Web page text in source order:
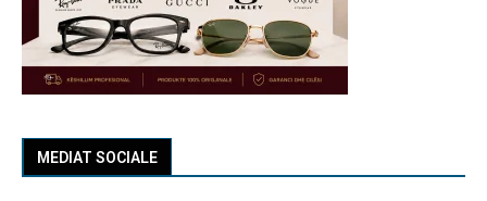
MEDIAT SOCIALE